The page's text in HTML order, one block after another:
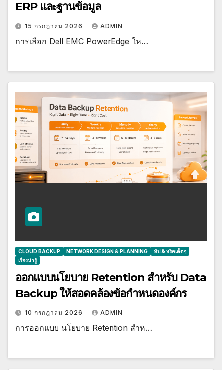
ERP และฐานข้อมูล
15 กรกฎาคม 2026 ADMIN
การเลือก Dell EMC PowerEdge ให…
CLOUD BACKUP NETWORK DESIGN & PLANNING
ทิป & ทริคเด็ดๆ
เรื่องน่ารู้
ออกแบบนโยบาย Retention สำหรับ Data
Backup ให้สอดคล้องข้อกำหนดองค์กร
10 กรกฎาคม 2026 ADMIN
การออกแบบ นโยบาย Retention สำห…